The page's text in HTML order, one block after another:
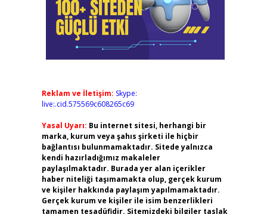
Reklam ve İletişim: Skype:
live:.cid.575569c608265c69
Yasal Uyarı: Bu internet sitesi, herhangi bir
marka, kurum veya şahıs şirketi ile hiçbir
bağlantısı bulunmamaktadır. Sitede yalnızca
kendi hazırladığımız makaleler
paylaşılmaktadır. Burada yer alan içerikler
haber niteliği taşımamakta olup, gerçek kurum
ve kişiler hakkında paylaşım yapılmamaktadır.
Gerçek kurum ve kişiler ile isim benzerlikleri
tamamen tesadüfidir. Sitemizdeki bilgiler taslak